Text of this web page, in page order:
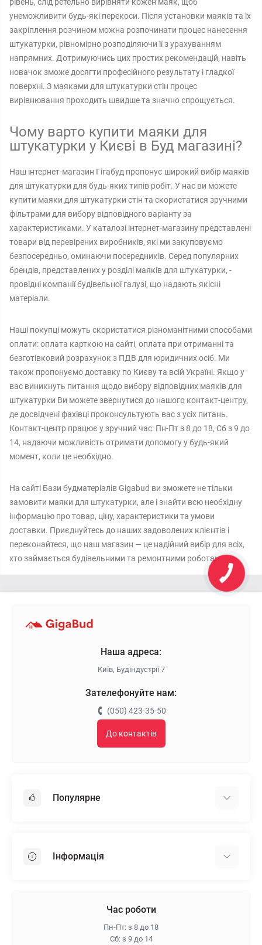
унеможливити будь-які перекоси. Після установки маяків та їх
закріплення розчином можна розпочинати процес нанесення
штукатурки, рівномірно розподіляючи її з урахуванням
напрямних. Дотримуючись цих простих рекомендацій, навіть
новачок зможе досягти професійного результату і гладкої
поверхні. З маяками для штукатурки стін процес
вирівнювання проходить швидше та значно спрощується.
Чому варто купити маяки для
штукатурки у Києві в Буд магазині?
Наш інтернет-магазин Гігабуд пропонує широкий вибір маяків
для штукатурки для будь-яких типів робіт. У нас ви можете
купити маяки для штукатурки стін та скористатися зручними
фільтрами для вибору відповідного варіанту за
характеристиками. У каталозі інтернет-магазину представлені
товари від перевірених виробників, які ми закуповуємо
безпосередньо, оминаючи посередників. Серед популярних
брендів, представлених у розділі маяків для штукатурки, -
провідні компанії будівельної галузі, що надають якісні
матеріали.
Наші покупці можуть скористатися різноманітними способами
оплати: оплата карткою на сайті, оплата при отриманні та
безготівковий розрахунок з ПДВ для юридичних осіб. Ми
також пропонуємо доставку по Києву та всій Україні. Якщо у
вас виникнуть питання щодо вибору відповідних маяків для
штукатурки Ви можете звернутися до нашого контакт-центру,
де досвідчені фахівці проконсультують вас з усіх питань.
Контакт-центр працює у зручний час: Пн-Пт з 8 до 18, Сб з 9 до
14, надаючи можливість отримати допомогу у будь-який
момент, коли це необхідно.
На сайті Бази будматеріалів Gigabud ви зможете не тільки
замовити маяки для штукатурки, але і знайти всю необхідну
інформацію про товар, ціну, характеристики та умови
доставки. Приєднуйтесь до наших задоволених клієнтів і
переконайтеся, що наш магазин — це надійний вибір для всіх,
хто займається будівельними та ремонтними роботами.
Наша адреса:
Київ, Будіндустрії 7
Зателефонуйте нам:
(050) 423-35-50
До контактів
Популярне
Пінопласт
Інформація
Гарантія та повернення
Час роботи
Пн-Пт: з 8 до 18
Сб: з 9 до 14